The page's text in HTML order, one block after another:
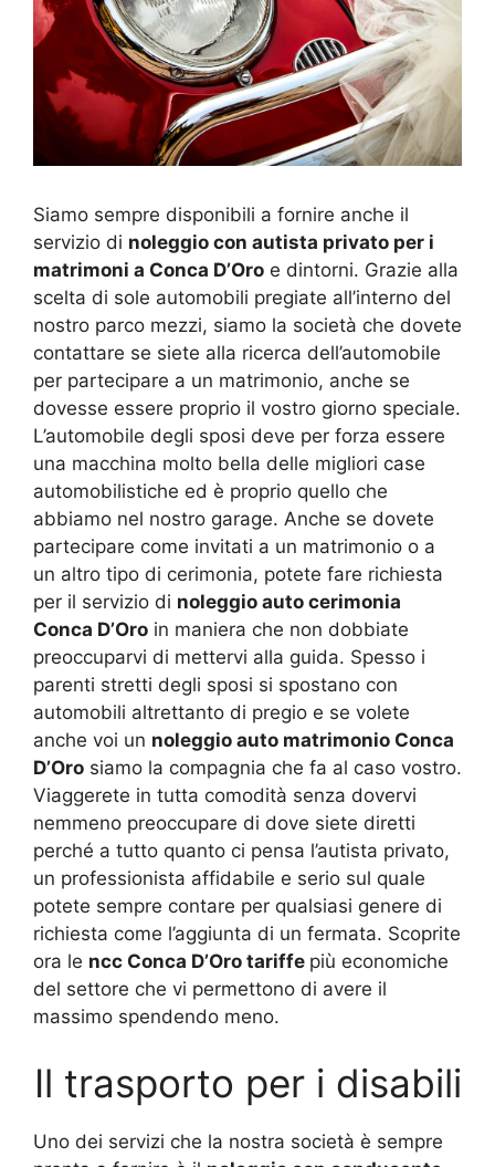
Siamo sempre disponibili a fornire anche il
servizio di noleggio con autista privato per i
matrimoni a Conca D’Oro e dintorni. Grazie alla
scelta di sole automobili pregiate all’interno del
nostro parco mezzi, siamo la società che dovete
contattare se siete alla ricerca dell’automobile
per partecipare a un matrimonio, anche se
dovesse essere proprio il vostro giorno speciale.
L’automobile degli sposi deve per forza essere
una macchina molto bella delle migliori case
automobilistiche ed è proprio quello che
abbiamo nel nostro garage. Anche se dovete
partecipare come invitati a un matrimonio o a
un altro tipo di cerimonia, potete fare richiesta
per il servizio di noleggio auto cerimonia
Conca D’Oro in maniera che non dobbiate
preoccuparvi di mettervi alla guida. Spesso i
parenti stretti degli sposi si spostano con
automobili altrettanto di pregio e se volete
anche voi un noleggio auto matrimonio Conca
D’Oro siamo la compagnia che fa al caso vostro.
Viaggerete in tutta comodità senza dovervi
nemmeno preoccupare di dove siete diretti
perché a tutto quanto ci pensa l’autista privato,
un professionista affidabile e serio sul quale
potete sempre contare per qualsiasi genere di
richiesta come l’aggiunta di un fermata. Scoprite
ora le ncc Conca D’Oro tariffe più economiche
del settore che vi permettono di avere il
massimo spendendo meno.
Il trasporto per i disabili
Uno dei servizi che la nostra società è sempre